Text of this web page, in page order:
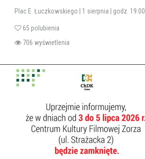
Plac E. Łuczkowskiego | 1 sierpnia | godz. 19:00
65 polubienia
706 wyświetlenia